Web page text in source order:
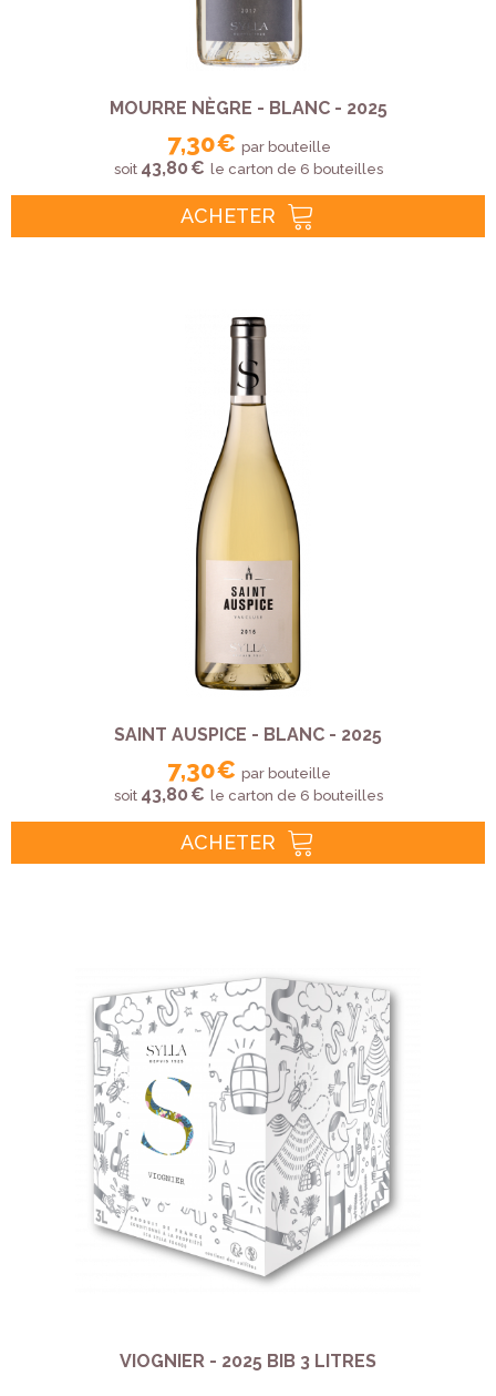
MOURRE NÈGRE - BLANC - 2025
7,30 € par bouteille
soit 43,80 € le carton de 6 bouteilles
ACHETER
SAINT AUSPICE - BLANC - 2025
7,30 € par bouteille
soit 43,80 € le carton de 6 bouteilles
ACHETER
VIOGNIER - 2025 BIB 3 LITRES